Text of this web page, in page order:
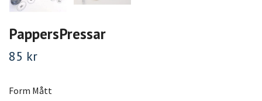
PappersPressar
85 kr
Form Mått